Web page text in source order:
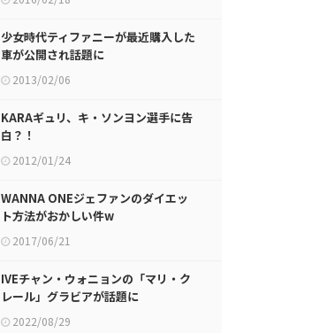
少女時代ティファニーが最近購入した
車が公開され話題に
2013/02/06
KARAギュリ、キ・ソンヨン選手に告
白？！
2012/01/24
WANNA ONEジェファンのダイエッ
ト方法がおかしい件w
2017/06/21
IVEチャン・ウォニョンの「マリ・ク
レール」グラビアが話題に
2022/08/29